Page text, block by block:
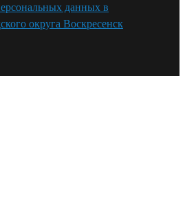
данных в
округа Воскресенск